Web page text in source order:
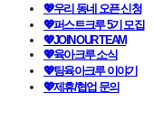
💖우리 동네 오픈 신청
💖퍼스트크루 5기 모집
💖JOIN OUR TEAM
💖육아크루 소식
💖팀육아크루 이야기
💖제휴/협업 문의